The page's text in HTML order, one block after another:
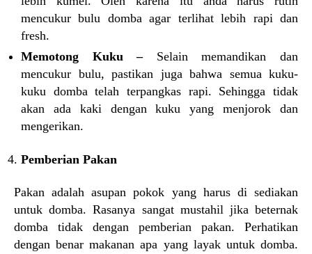
mencukur bulu domba agar terlihat lebih rapi dan
fresh.
Memotong Kuku – Selain memandikan dan
mencukur bulu, pastikan juga bahwa semua kuku-
kuku domba telah terpangkas rapi. Sehingga tidak
akan ada kaki dengan kuku yang menjorok dan
mengerikan.
Pemberian Pakan
Pakan adalah asupan pokok yang harus di sediakan
untuk domba. Rasanya sangat mustahil jika beternak
domba tidak dengan pemberian pakan. Perhatikan
dengan benar makanan apa yang layak untuk domba.